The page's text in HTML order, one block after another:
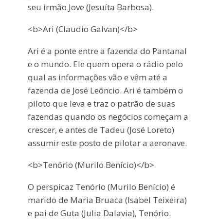
seu irmão Jove (Jesuíta Barbosa).
<b>Ari (Claudio Galvan)</b>
Ari é a ponte entre a fazenda do Pantanal
e o mundo. Ele quem opera o rádio pelo
qual as informações vão e vêm até a
fazenda de José Leôncio. Ari é também o
piloto que leva e traz o patrão de suas
fazendas quando os negócios começam a
crescer, e antes de Tadeu (José Loreto)
assumir este posto de pilotar a aeronave.
<b>Tenório (Murilo Benício)</b>
O perspicaz Tenório (Murilo Benício) é
marido de Maria Bruaca (Isabel Teixeira)
e pai de Guta (Julia Dalavia), Tenório.